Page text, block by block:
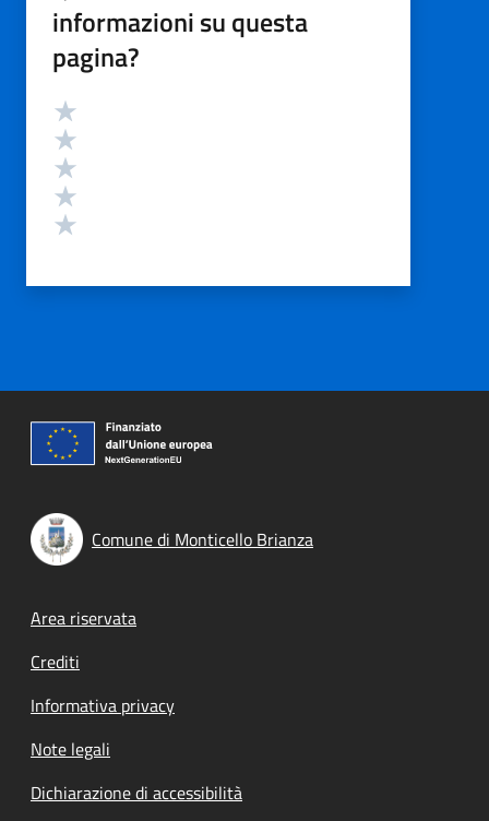
informazioni su questa
pagina?
Valutazione
Comune di Monticello Brianza
Footer menu
Area riservata
Crediti
Informativa privacy
Note legali
Dichiarazione di accessibilità